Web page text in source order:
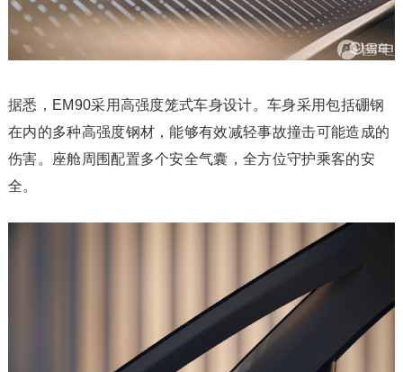
据悉，EM90采用高强度笼式车身设计。车身采用包括硼钢
在内的多种高强度钢材，能够有效减轻事故撞击可能造成的
伤害。座舱周围配置多个安全气囊，全方位守护乘客的安
全。